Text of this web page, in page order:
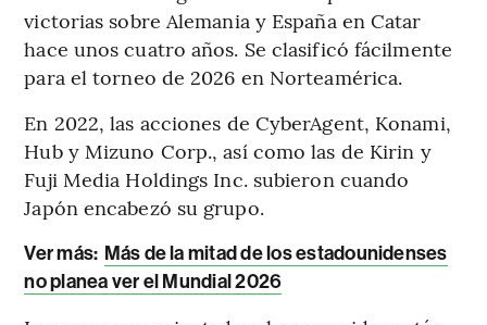
victorias sobre Alemania y España en Catar
hace unos cuatro años. Se clasificó fácilmente
para el torneo de 2026 en Norteamérica.
En 2022, las acciones de CyberAgent, Konami,
Hub y Mizuno Corp., así como las de Kirin y
Fuji Media Holdings Inc. subieron cuando
Japón encabezó su grupo.
Ver más: Más de la mitad de los estadounidenses
no planea ver el Mundial 2026